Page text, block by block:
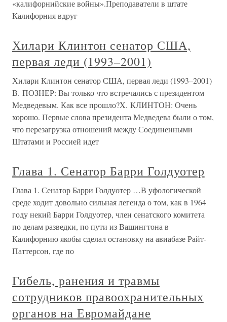
«калифорнийские войны».Преподаватели в штате
Калифорния вдруг
Хилари Клинтон сенатор США,
первая леди (1993–2001)
Хилари Клинтон сенатор США, первая леди (1993–2001)
В. ПОЗНЕР: Вы только что встречались с президентом
Медведевым. Как все прошло?X. КЛИНТОН: Очень
хорошо. Первые слова президента Медведева были о том,
что перезагрузка отношений между Соединенными
Штатами и Россией идет
Глава 1. Сенатор Барри Голдуотер
Глава 1. Сенатор Барри Голдуотер …В уфологической
среде ходит довольно сильная легенда о том, как в 1964
году некий Барри Голдуотер, член сенатского комитета
по делам разведки, по пути из Вашингтона в
Калифорнию якобы сделал остановку на авиабазе Райт-
Паттерсон, где по
Гибель, ранения и травмы
сотрудников правоохранительных
органов на Евромайдане